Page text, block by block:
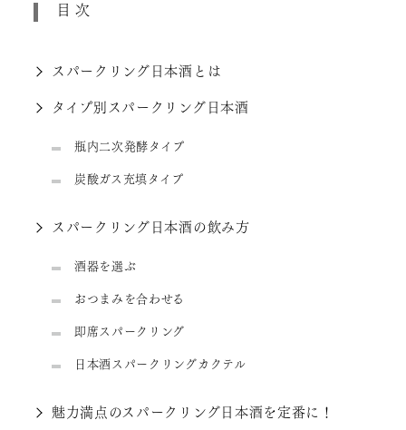
目次
スパークリング日本酒とは
タイプ別スパークリング日本酒
瓶内二次発酵タイプ
炭酸ガス充填タイプ
スパークリング日本酒の飲み方
酒器を選ぶ
おつまみを合わせる
即席スパークリング
日本酒スパークリングカクテル
魅力満点のスパークリング日本酒を定番に！